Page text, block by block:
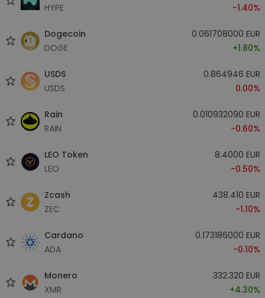
HYPE
-1.40%
Dogecoin
DOGE
0.061708000 EUR
+1.80%
USDS
USDS
0.864946 EUR
0.00%
Rain
RAIN
0.010932090 EUR
-0.60%
LEO Token
LEO
8.4000 EUR
-0.50%
Zcash
ZEC
438.410 EUR
-1.10%
Cardano
ADA
0.173186000 EUR
-0.10%
Monero
XMR
332.320 EUR
+4.30%